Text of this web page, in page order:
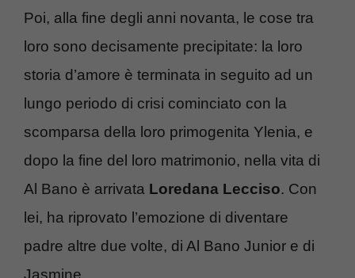
Poi, alla fine degli anni novanta, le cose tra
loro sono decisamente precipitate: la loro
storia d’amore è terminata in seguito ad un
lungo periodo di crisi cominciato con la
scomparsa della loro primogenita Ylenia, e
dopo la fine del loro matrimonio, nella vita di
Al Bano è arrivata Loredana Lecciso. Con
lei, ha riprovato l’emozione di diventare
padre altre due volte, di Al Bano Junior e di
Jasmine.